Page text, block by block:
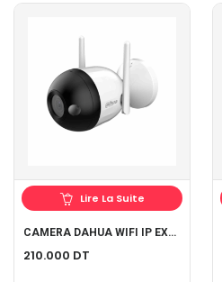
Lire La Suite
CAMERA DAHUA WIFI IP EXTERIEUR DH-F2C-LED
210.000 DT